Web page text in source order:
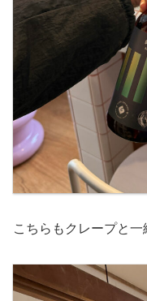
こちらもクレープと一